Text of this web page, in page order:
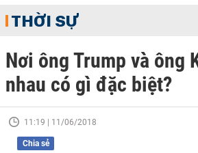
THỜI SỰ
Nơi ông Trump và ông
nhau có gì đặc biệt?
11:19 | 11/06/2018
Chia sẻ